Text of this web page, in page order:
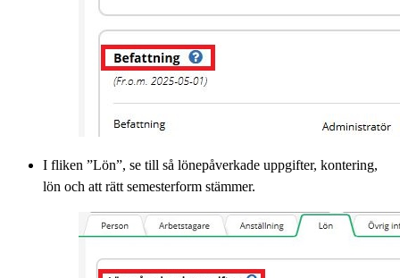
I fliken ”Lön”, se till så lönepåverkade uppgifter, kontering,
lön och att rätt semesterform stämmer.